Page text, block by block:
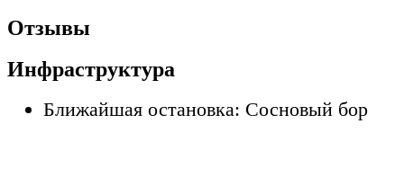
Отзывы
Инфраструктура
Ближайшая остановка: Сосновый бор